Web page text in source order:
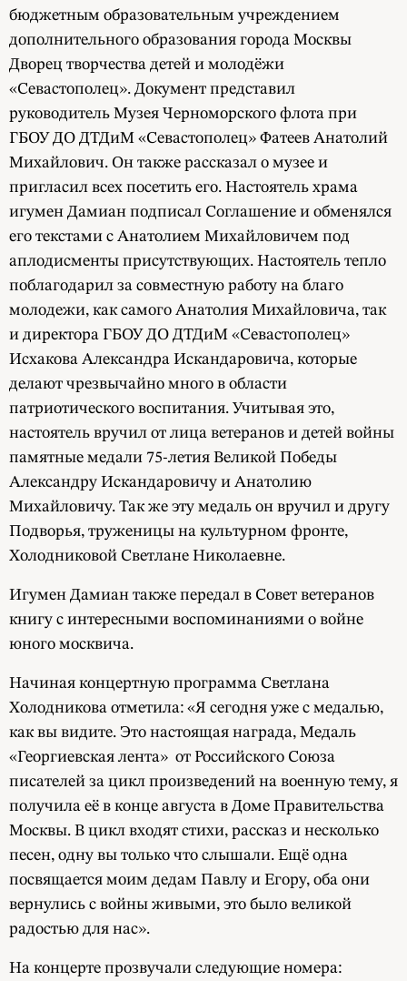
бюджетным образовательным учреждением
дополнительного образования города Москвы
Дворец творчества детей и молодёжи
«Севастополец». Документ представил
руководитель Музея Черноморского флота при
ГБОУ ДО ДТДиМ «Севастополец» Фатеев Анатолий
Михайлович. Он также рассказал о музее и
пригласил всех посетить его. Настоятель храма
игумен Дамиан подписал Соглашение и обменялся
его текстами с Анатолием Михайловичем под
аплодисменты присутствующих. Настоятель тепло
поблагодарил за совместную работу на благо
молодежи, как самого Анатолия Михайловича, так
и директора ГБОУ ДО ДТДиМ «Севастополец»
Исхакова Александра Искандаровича, которые
делают чрезвычайно много в области
патриотического воспитания. Учитывая это,
настоятель вручил от лица ветеранов и детей войны
памятные медали 75-летия Великой Победы
Александру Искандаровичу и Анатолию
Михайловичу. Так же эту медаль он вручил и другу
Подворья, труженицы на культурном фронте,
Холодниковой Светлане Николаевне.
Игумен Дамиан также передал в Совет ветеранов
книгу с интересными воспоминаниями о войне
юного москвича.
Начиная концертную программа Светлана
Холодникова отметила: «Я сегодня уже с медалью,
как вы видите. Это настоящая награда, Медаль
«Георгиевская лента» от Российского Союза
писателей за цикл произведений на военную тему, я
получила её в конце августа в Доме Правительства
Москвы. В цикл входят стихи, рассказ и несколько
песен, одну вы только что слышали. Ещё одна
посвящается моим дедам Павлу и Егору, оба они
вернулись с войны живыми, это было великой
радостью для нас».
На концерте прозвучали следующие номера: